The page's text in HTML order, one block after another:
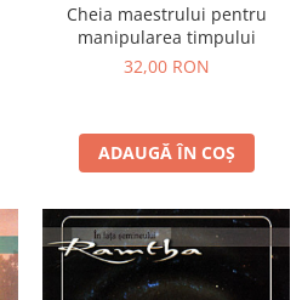
Cheia maestrului pentru
manipularea timpului
32,00 RON
ADAUGĂ ÎN COȘ